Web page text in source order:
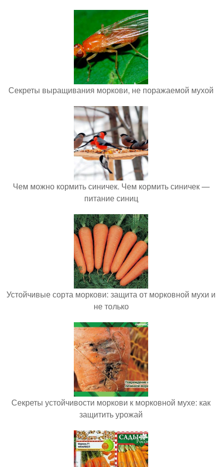
Секреты выращивания моркови, не поражаемой мухой
Чем можно кормить синичек. Чем кормить синичек —
питание синиц
Устойчивые сорта моркови: защита от морковной мухи и
не только
Секреты устойчивости моркови к морковной мухе: как
защитить урожай